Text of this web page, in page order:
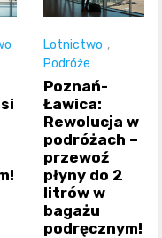
Lotnictwo ,
Podróże
Poznań-
Ławica:
Rewolucja w
podróżach –
przewoź
płyny do 2
litrów w
bagażu
podręcznym!